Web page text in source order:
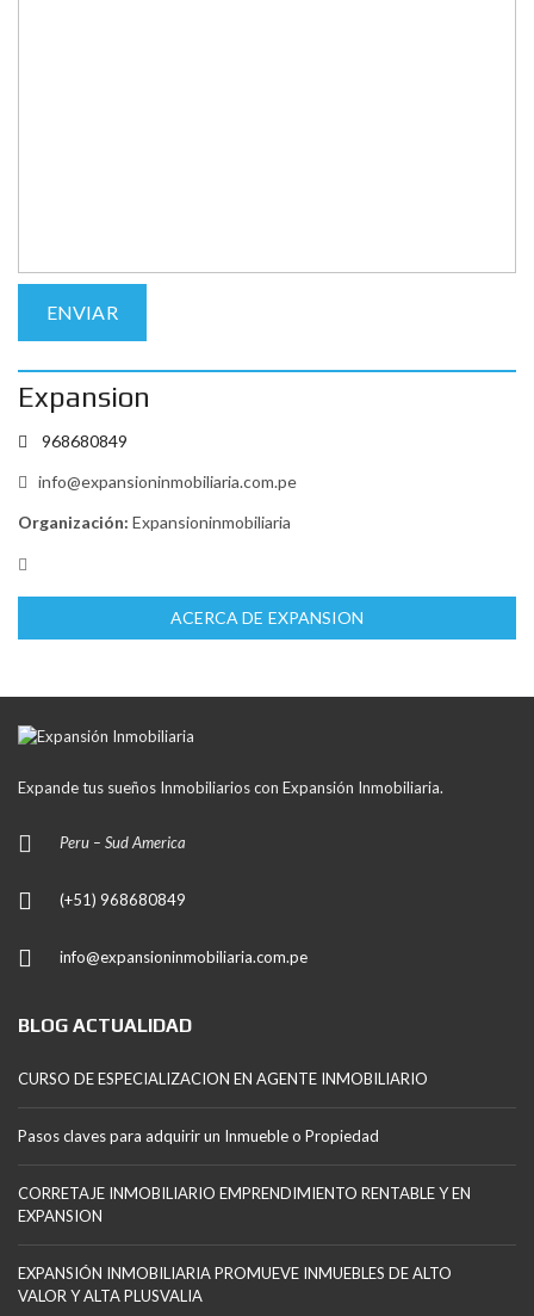
Expansion
968680849
info@expansioninmobiliaria.com.pe
Organización: Expansioninmobiliaria
ACERCA DE EXPANSION
Expande tus sueños Inmobiliarios con Expansión Inmobiliaria.
Peru – Sud America
(+51) 968680849
info@expansioninmobiliaria.com.pe
BLOG ACTUALIDAD
CURSO DE ESPECIALIZACION EN AGENTE INMOBILIARIO
Pasos claves para adquirir un Inmueble o Propiedad
CORRETAJE INMOBILIARIO EMPRENDIMIENTO RENTABLE Y EN
EXPANSION
EXPANSIÓN INMOBILIARIA PROMUEVE INMUEBLES DE ALTO
VALOR Y ALTA PLUSVALIA